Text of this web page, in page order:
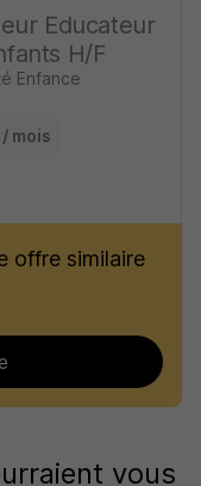
Educateur
H/F
Enfance
mois
offre similaire
vous